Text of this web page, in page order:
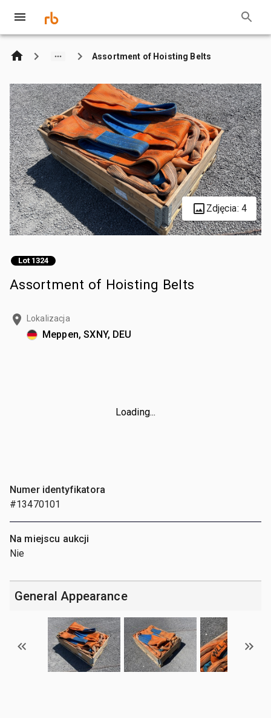
Assortment of Hoisting Belts
Zdjęcia: 4
Lot 1324
Assortment of Hoisting Belts
Lokalizacja
Meppen, SXNY, DEU
Loading...
Numer identyfikatora
#13470101
Na miejscu aukcji
Nie
General Appearance